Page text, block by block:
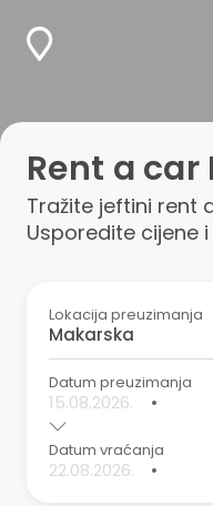
Rent a
Tražite jeftini rent
Usporedite cijene
Lokacija preuzimanja
Datum preuzimanja
•
Datum vraćanja
•